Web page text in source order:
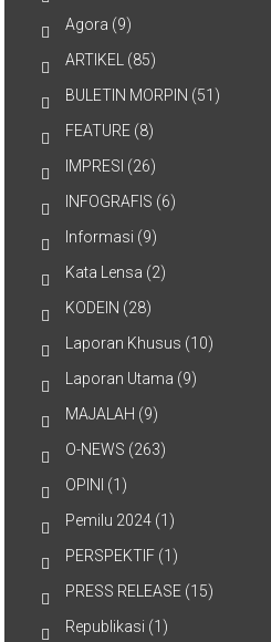
Agora (9)
ARTIKEL (85)
BULETIN MORPIN (51)
FEATURE (8)
IMPRESI (26)
INFOGRAFIS (6)
Informasi (9)
Kata Lensa (2)
KODEIN (28)
Laporan Khusus (10)
Laporan Utama (9)
MAJALAH (9)
O-NEWS (263)
OPINI (1)
Pemilu 2024 (1)
PERSPEKTIF (1)
PRESS RELEASE (15)
Republikasi (1)